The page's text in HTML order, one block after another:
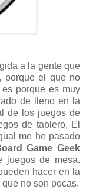
a la gente que
porque el que no
porque es muy
de lleno en la
de los juegos de
de tablero, El
me he pasado
Game Geek
juegos de mesa.
hacer en la
no son pocas.